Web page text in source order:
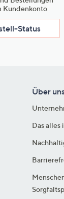
Kundenkonto
Status
Über
Das alles